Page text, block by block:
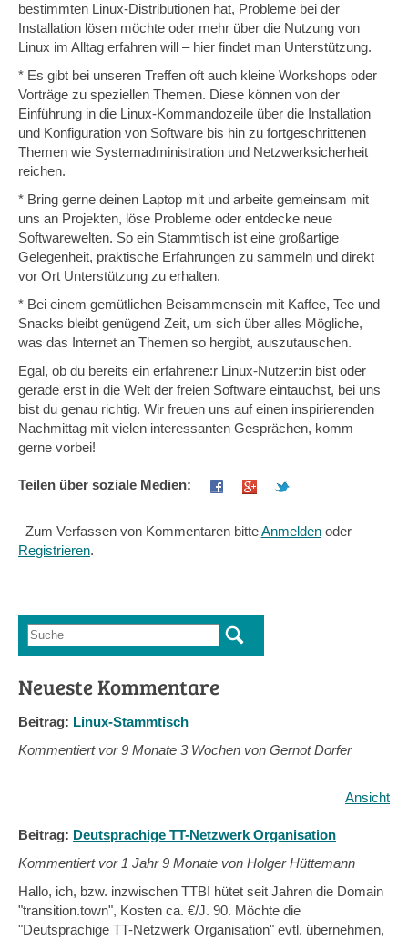
bestimmten Linux-Distributionen hat, Probleme bei der
Installation lösen möchte oder mehr über die Nutzung von
Linux im Alltag erfahren will – hier findet man Unterstützung.
* Es gibt bei unseren Treffen oft auch kleine Workshops oder
Vorträge zu speziellen Themen. Diese können von der
Einführung in die Linux-Kommandozeile über die Installation
und Konfiguration von Software bis hin zu fortgeschrittenen
Themen wie Systemadministration und Netzwerksicherheit
reichen.
* Bring gerne deinen Laptop mit und arbeite gemeinsam mit
uns an Projekten, löse Probleme oder entdecke neue
Softwarewelten. So ein Stammtisch ist eine großartige
Gelegenheit, praktische Erfahrungen zu sammeln und direkt
vor Ort Unterstützung zu erhalten.
* Bei einem gemütlichen Beisammensein mit Kaffee, Tee und
Snacks bleibt genügend Zeit, um sich über alles Mögliche,
was das Internet an Themen so hergibt, auszutauschen.
Egal, ob du bereits ein erfahrene:r Linux-Nutzer:in bist oder
gerade erst in die Welt der freien Software eintauchst, bei uns
bist du genau richtig. Wir freuen uns auf einen inspirierenden
Nachmittag mit vielen interessanten Gesprächen, komm
gerne vorbei!
Teilen über soziale Medien:
Zum Verfassen von Kommentaren bitteAnmeldenoder
Registrieren.
Suchformular
Suche
Neueste Kommentare
Beitrag: Linux-Stammtisch
Kommentiert vor9 Monate 3 Wochen von Gernot Dorfer
Ansicht
Beitrag: Deutsprachige TT-Netzwerk Organisation
Kommentiert vor 1 Jahr 9 Monate von Holger Hüttemann
Hallo, ich, bzw. inzwischen TTBI hütet seit Jahren die Domain
"transition.town", Kosten ca. €/J. 90. Möchte die
"Deutsprachige TT-Netzwerk Organisation" evtl. übernehmen,